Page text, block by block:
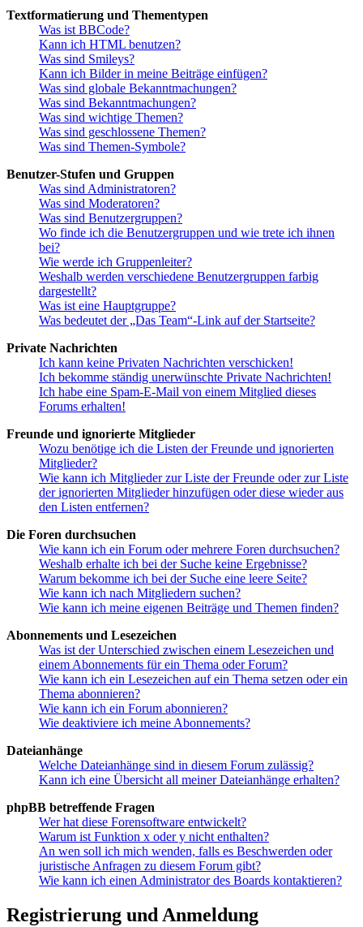
Textformatierung und Thementypen
Was ist BBCode?
Kann ich HTML benutzen?
Was sind Smileys?
Kann ich Bilder in meine Beiträge einfügen?
Was sind globale Bekanntmachungen?
Was sind Bekanntmachungen?
Was sind wichtige Themen?
Was sind geschlossene Themen?
Was sind Themen-Symbole?
Benutzer-Stufen und Gruppen
Was sind Administratoren?
Was sind Moderatoren?
Was sind Benutzergruppen?
Wo finde ich die Benutzergruppen und wie trete ich ihnen
bei?
Wie werde ich Gruppenleiter?
Weshalb werden verschiedene Benutzergruppen farbig
dargestellt?
Was ist eine Hauptgruppe?
Was bedeutet der „Das Team“-Link auf der Startseite?
Private Nachrichten
Ich kann keine Privaten Nachrichten verschicken!
Ich bekomme ständig unerwünschte Private Nachrichten!
Ich habe eine Spam-E-Mail von einem Mitglied dieses
Forums erhalten!
Freunde und ignorierte Mitglieder
Wozu benötige ich die Listen der Freunde und ignorierten
Mitglieder?
Wie kann ich Mitglieder zur Liste der Freunde oder zur Liste
der ignorierten Mitglieder hinzufügen oder diese wieder aus
den Listen entfernen?
Die Foren durchsuchen
Wie kann ich ein Forum oder mehrere Foren durchsuchen?
Weshalb erhalte ich bei der Suche keine Ergebnisse?
Warum bekomme ich bei der Suche eine leere Seite?
Wie kann ich nach Mitgliedern suchen?
Wie kann ich meine eigenen Beiträge und Themen finden?
Abonnements und Lesezeichen
Was ist der Unterschied zwischen einem Lesezeichen und
einem Abonnements für ein Thema oder Forum?
Wie kann ich ein Lesezeichen auf ein Thema setzen oder ein
Thema abonnieren?
Wie kann ich ein Forum abonnieren?
Wie deaktiviere ich meine Abonnements?
Dateianhänge
Welche Dateianhänge sind in diesem Forum zulässig?
Kann ich eine Übersicht all meiner Dateianhänge erhalten?
phpBB betreffende Fragen
Wer hat diese Forensoftware entwickelt?
Warum ist Funktion x oder y nicht enthalten?
An wen soll ich mich wenden, falls es Beschwerden oder
juristische Anfragen zu diesem Forum gibt?
Wie kann ich einen Administrator des Boards kontaktieren?
Registrierung und Anmeldung